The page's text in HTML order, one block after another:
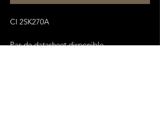
CI 2SK270A
Pas de datasheet disponible.